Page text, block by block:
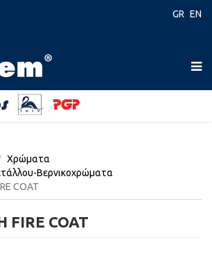
GR EN
Χρώματα
Βερνικοχρώματα
COAT
FIRE COAT